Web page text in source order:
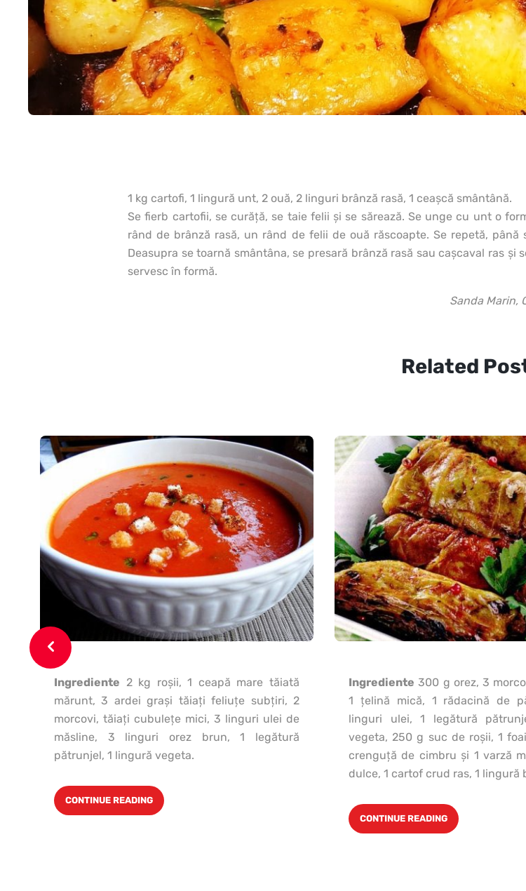
1 kg cartofi, 1 lingură unt, 2 ouă, 2 linguri brânză rasă, 1 ceaşcă smântână.
Se fierb cartofii, se curăţă, se taie felii şi se sărează. Se unge cu unt o
rând de brânză rasă, un rând de felii de ouă răscoapte. Se repetă,
Deasupra se toarnă smântâna, se presară brânză rasă sau caşcaval ras
servesc în formă.
Sanda Marin,
Related
Ingrediente 2 kg roşii, 1 ceapă mare tăiată
mărunt, 3 ardei graşi tăiaţi feliuţe subţiri, 2
morcovi, tăiaţi cubuleţe mici, 3 linguri ulei de
măsline, 3 linguri orez brun, 1 legătură
pătrunjel, 1 lingură vegeta.
CONTINUE READING
Ingrediente 300 g orez, 3
1 ţelină mică, 1 rădacină de
linguri ulei, 1 legătură
vegeta, 250 g suc de roşii, 1
crenguţă de cimbru şi 1 varză
dulce, 1 cartof crud ras, 1 lingură
CONTINUE READING